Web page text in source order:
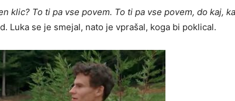
klic? To ti pa vse povem. To ti pa vse povem, do kaj,
Luka se je smejal, nato je vprašal, koga bi poklical.